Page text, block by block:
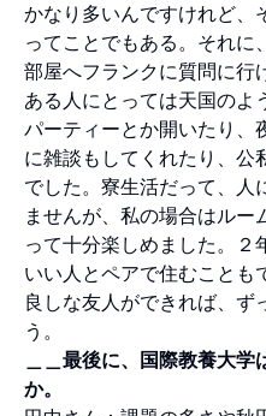
かなり多いんですけれど、
ってことでもある。それに
部屋へフランクに質問に行
ある人にとっては天国のよ
パーティーとか開いたり、
に雑談もしてくれたり、公
でした。寮生活だって、人
ませんが、私の場合はルー
って十分楽しめました。２
いい人とペアで住むことも
良しな友人ができれば、ず
う。
＿＿最後に、国際教養大
か。